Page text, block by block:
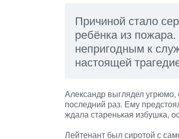
Причиной стало
ребёнка из
непригодным к
настоящей
Александр выглядел угрюмо,
последний раз. Ему
ждала старенькая избушка,
Лейтенант был сиротой с